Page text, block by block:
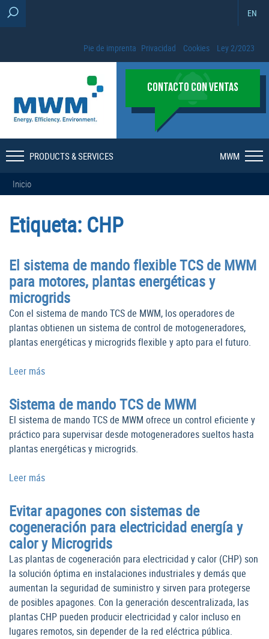
EN
Pie de imprenta Privacidad Cookies Ley 2/2023
CONTACTO CON VENTAS
PRODUCTS & SERVICES MWM
Inicio
Etiqueta: CHP
El sistema de mando flexible TCS de MWM
para motores, plantas energéticas y
microgrids
Con el sistema de mando TCS de MWM, los operadores de
plantas obtienen un sistema de control de motogeneradores,
plantas energéticas y microgrids flexible y apto para el futuro.
Leer más
Sistema de mando TCS de MWM
El sistema de mando TCS de MWM ofrece un control eficiente y
práctico para supervisar desde motogeneradores sueltos hasta
plantas energéticas y microgrids.
Leer más
Evitar apagones con sistemas de
cogeneración para electricidad energía y
calor y Microgrids
Las plantas de cogeneración para electricidad y calor (CHP) son
la solución óptima en instalaciones industriales y demás que
aumentan la seguridad de suministro y sirven para protegerse
de posibles apagones. Con la generación descentralizada, las
plantas CHP pueden producir electricidad y calor incluso en
lugares remotos, sin depender de la red eléctrica pública.